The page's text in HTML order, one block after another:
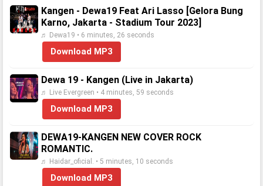
Kangen - Dewa19 Feat Ari Lasso [Gelora Bung
Karno, Jakarta - Stadium Tour 2023]
♬ Dewa19 • 6 minutes, 26 seconds
Download MP3
Dewa 19 - Kangen (Live in Jakarta)
♬ Live Evergreen • 4 minutes, 59 seconds
Download MP3
DEWA19-KANGEN NEW COVER ROCK
ROMANTIC.
♬ Haidar_oficial. • 5 minutes, 10 seconds
Download MP3